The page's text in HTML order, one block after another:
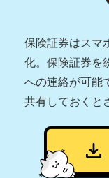
保険証券はスマ
化。保険証券を
への連絡が可能
共有しておくと